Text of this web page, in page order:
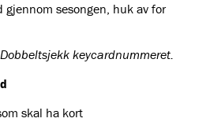
sesongen, huk av for
keycardnummeret.
skal ha kort